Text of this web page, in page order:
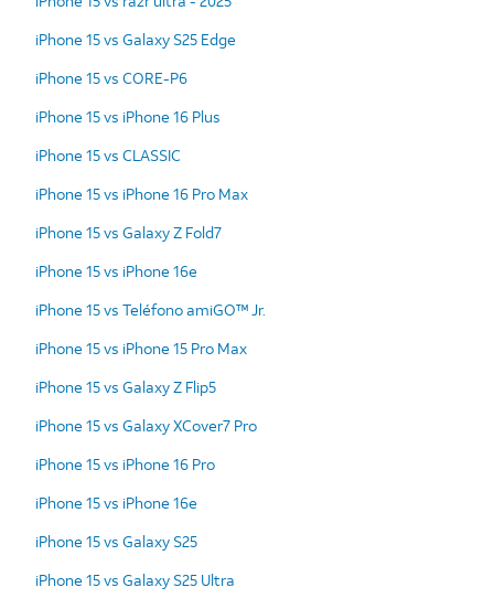
iPhone 15 vs Galaxy S25 Edge
iPhone 15 vs CORE-P6
iPhone 15 vs iPhone 16 Plus
iPhone 15 vs CLASSIC
iPhone 15 vs iPhone 16 Pro Max
iPhone 15 vs Galaxy Z Fold7
iPhone 15 vs iPhone 16e
iPhone 15 vs Teléfono amiGO™ Jr.
iPhone 15 vs iPhone 15 Pro Max
iPhone 15 vs Galaxy Z Flip5
iPhone 15 vs Galaxy XCover7 Pro
iPhone 15 vs iPhone 16 Pro
iPhone 15 vs iPhone 16e
iPhone 15 vs Galaxy S25
iPhone 15 vs Galaxy S25 Ultra